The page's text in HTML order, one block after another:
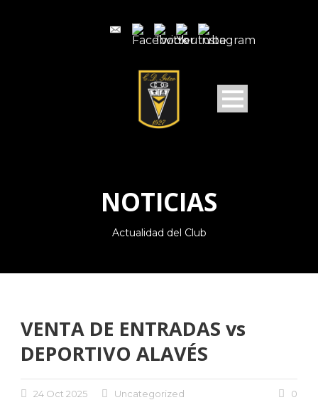
NOTICIAS
Actualidad del Club
VENTA DE ENTRADAS vs
DEPORTIVO ALAVÉS
24 Oct 2025 Uncategorized 0